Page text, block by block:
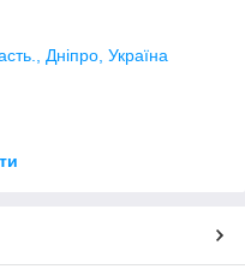
Дніпро, Україна